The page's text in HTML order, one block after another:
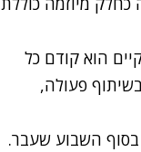
26 המאחזים הבלתי חוקיים הוא קודם כל
פעולה,
בסוף השבוע שעבר.